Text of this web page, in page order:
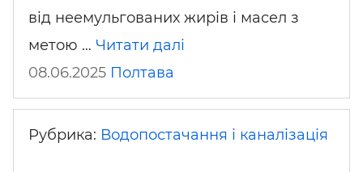
від неемульгованих жирів і масел з
метою … Читати далі
08.06.2025 Полтава
Рубрика: Водопостачання і каналізація